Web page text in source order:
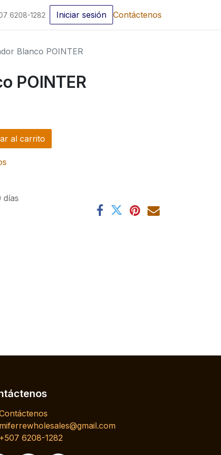
6208-1282 Iniciar sesión Contáctenos
Blanco POINTER
POINTER
al carrito
días
miferrewholesales@gmail.com
+507 6208-1282